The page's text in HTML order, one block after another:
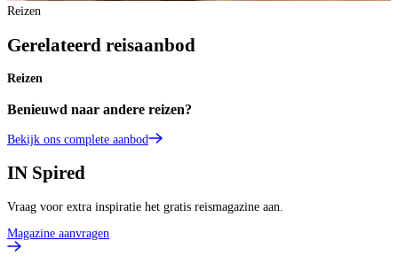
Reizen
Gerelateerd reisaanbod
Reizen
Benieuwd naar andere reizen?
Bekijk ons complete aanbod
IN Spired
Vraag voor extra inspiratie het gratis reismagazine aan.
Magazine aanvragen